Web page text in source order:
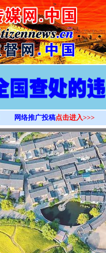
>
网络推广投稿点击进入>>>